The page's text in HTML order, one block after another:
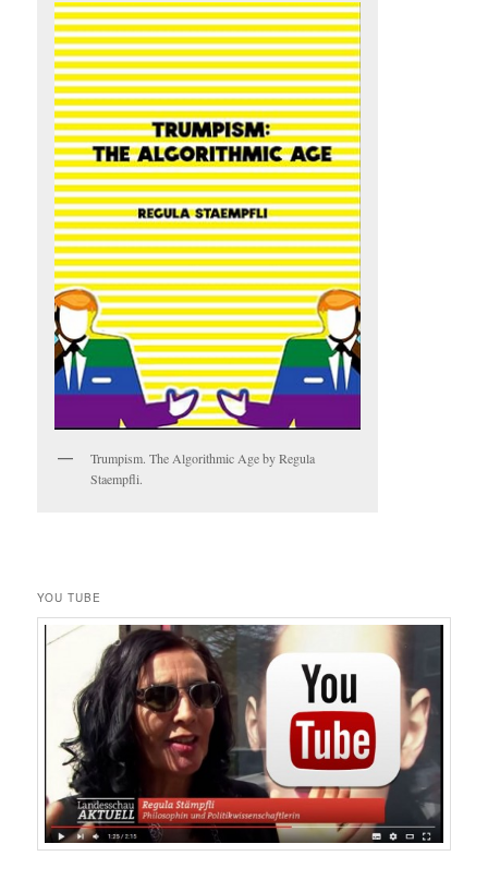
Trumpism. The Algorithmic Age by Regula
Staempfli.
YOU TUBE